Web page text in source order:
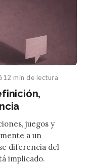
12 min de lectura
juegos y
a un
diferencia del
implicado.